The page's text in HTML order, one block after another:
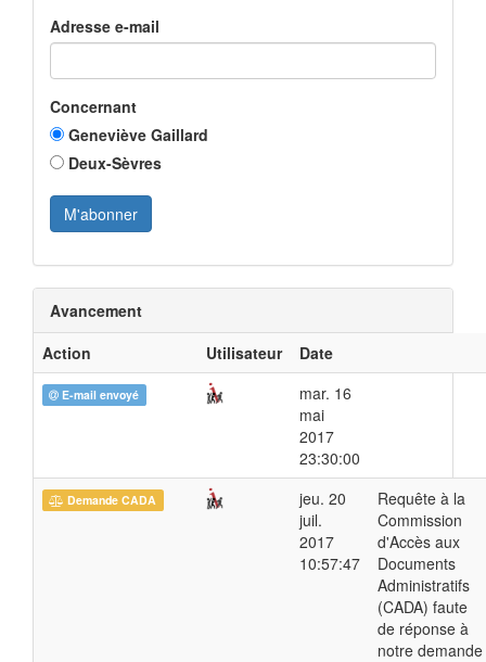
Adresse e-mail
Concernant
Geneviève Gaillard
Deux-Sèvres
Avancement
Action
Utilisateur Date
E-mail envoyé
mar. 16
mai
2017
23:30:00
Demande CADA
jeu. 20
juil.
2017
10:57:47
Requête à la
Commission
d'Accès aux
Documents
Administratifs
(CADA) faute
de réponse à
notre demande